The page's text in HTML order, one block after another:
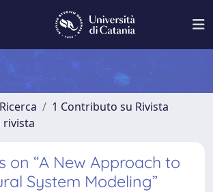
1 Contributo su Rivista
rivista
on “A New Approach to
System Modeling”